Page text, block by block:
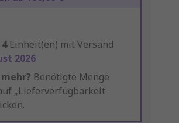
4 Einheit(en) mit Versand
2026
Benötigte Menge
„Lieferverfügbarkeit